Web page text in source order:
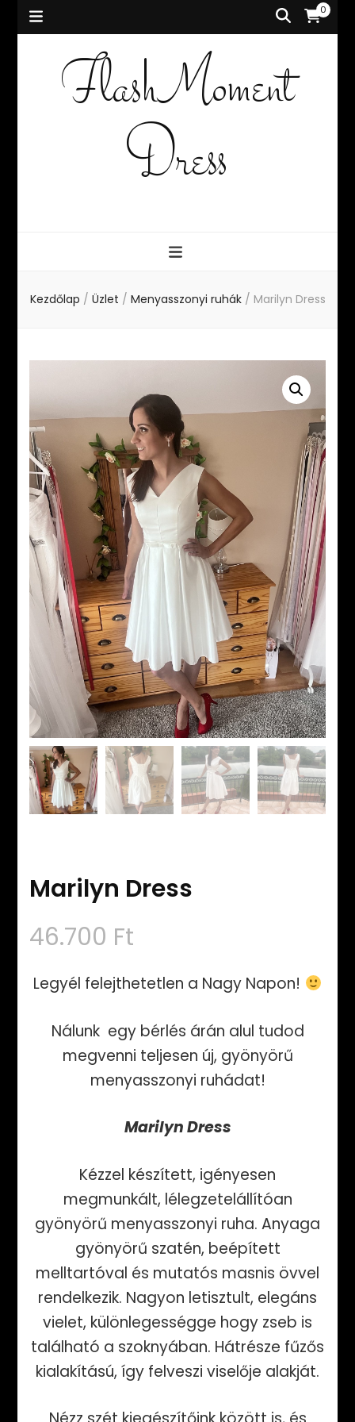
0
FlashMoment
Dress
Kezdőlap / Üzlet / Menyasszonyi ruhák / Marilyn Dress
Marilyn Dress
46.700 Ft
Legyél felejthetetlen a Nagy Napon!
Nálunk egy bérlés árán alul tudod
megvenni teljesen új, gyönyörű
menyasszonyi ruhádat!
Marilyn Dress
Kézzel készített, igényesen
megmunkált, lélegzetelállítóan
gyönyörű menyasszonyi ruha. Anyaga
gyönyörű szatén, beépített
melltartóval és mutatós masnis övvel
rendelkezik. Nagyon letisztult, elegáns
vielet, különlegességge hogy zseb is
található a szoknyában. Hátrésze fűzős
kialakítású, így felveszi viselője alakját.